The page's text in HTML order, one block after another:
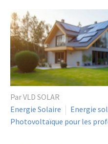
Par VLD SOLAR
Energie Solaire
Energie
Photovoltaïque pour les